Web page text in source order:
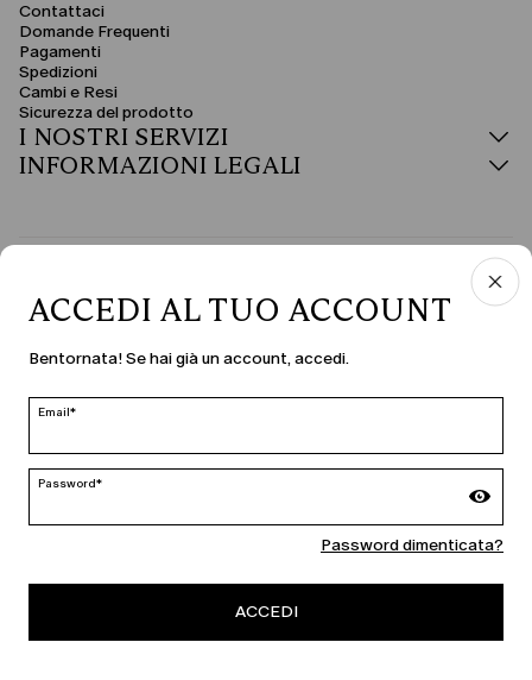
Contattaci
Domande Frequenti
Pagamenti
Spedizioni
Cambi e Resi
Sicurezza del prodotto
I NOSTRI SERVIZI
INFORMAZIONI LEGALI
PAESE E LINGUA
modifica
MARINA RINALDI
PERSONA
ACCEDI AL TUO ACCOUNT
Bentornata! Se hai già un account, accedi.
Email*
Password*
Password dimenticata?
ACCEDI